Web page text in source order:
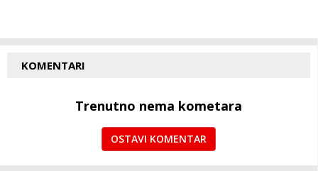
KOMENTARI
Trenutno nema kometara
OSTAVI KOMENTAR